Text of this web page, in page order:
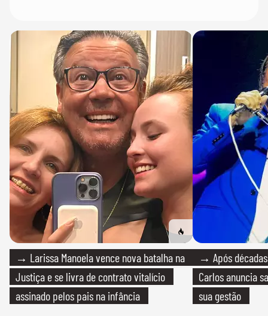
→ Larissa Manoela vence nova batalha na
Justiça e se livra de contrato vitalício
assinado pelos pais na infância
→ Após
Carlos anuncia
sua gestão